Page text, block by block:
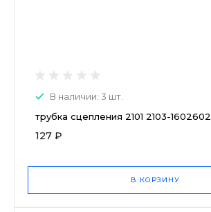
В наличии: 3 шт.
трубка сцепления 2101 2103-1602602
127 ₽
В КОРЗИНУ